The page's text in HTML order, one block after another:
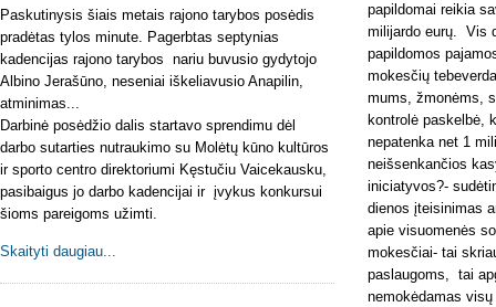
Paskutinysis šiais metais rajono tarybos posėdis
pradėtas tylos minute. Pagerbtas septynias
kadencijas rajono tarybos nariu buvusio gydytojo
Albino Jerašūno, neseniai iškeliavusio Anapilin,
atminimas...
Darbinė posėdžio dalis startavo sprendimu dėl
darbo sutarties nutraukimo su Molėtų kūno kultūros
ir sporto centro direktoriumi Kęstučiu Vaicekausku,
pasibaigus jo darbo kadencijai ir įvykus konkursui
šioms pareigoms užimti.
Skaityti daugiau...
papildomai reikia
milijardo eurų. Vis
papildomos
mokesčių
mums, žmonėms,
kontrolė paskelbė,
nepatenka net 1
neišsenkančios
iniciatyvos?-
dienos įteisinimas
apie visuomenės
mokesčiai- tai
paslaugoms, tai
nemokėdamas